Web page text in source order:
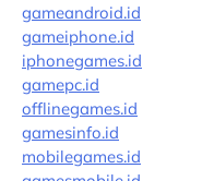
gameandroid.id
gameiphone.id
iphonegames.id
gamepc.id
offlinegames.id
gamesinfo.id
mobilegames.id